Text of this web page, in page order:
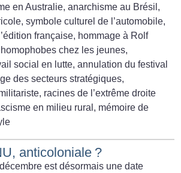
en Australie, anarchisme au Brésil,
symbole culturel de l’automobile,
française, hommage à Rolf
chez les jeunes,
social en lutte, annulation du festival
des secteurs stratégiques,
racines de l’extrême droite
en milieu rural, mémoire de
anticoloniale ?
est désormais une date